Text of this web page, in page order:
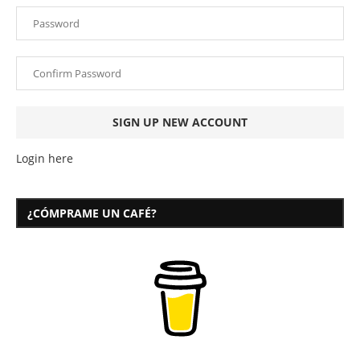
Login here
¿CÓMPRAME UN CAFÉ?